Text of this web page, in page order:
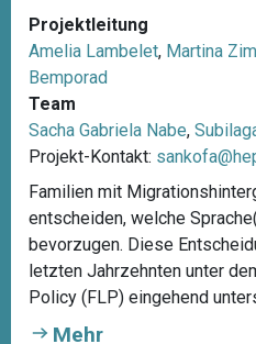
Projektleitung
Amelia Lambelet, Martina
Bemporad
Team
Sacha Gabriela Nabe,
Projekt-Kontakt:
Familien mit
entscheiden, welche
bevorzugen. Diese
letzten Jahrzehnten unter
Policy (FLP) eingehend
Mehr